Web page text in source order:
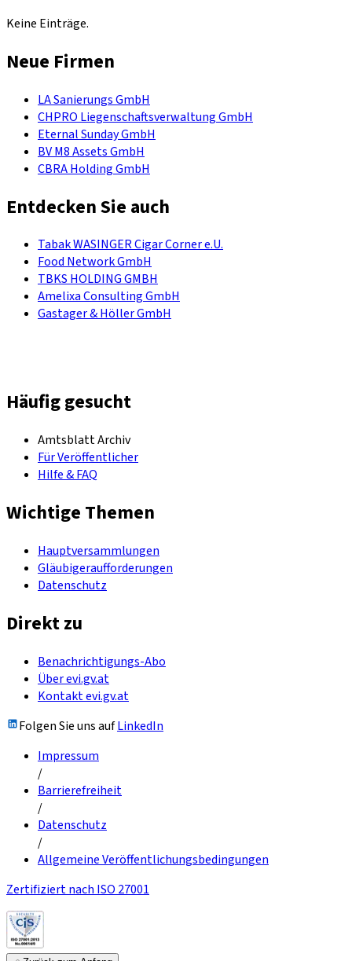
Keine Einträge.
Neue Firmen
LA Sanierungs GmbH
CHPRO Liegenschaftsverwaltung GmbH
Eternal Sunday GmbH
BV M8 Assets GmbH
CBRA Holding GmbH
Entdecken Sie auch
Tabak WASINGER Cigar Corner e.U.
Food Network GmbH
TBKS HOLDING GMBH
Amelixa Consulting GmbH
Gastager & Höller GmbH
Häufig gesucht
Amtsblatt Archiv
Für Veröffentlicher
Hilfe & FAQ
Wichtige Themen
Hauptversammlungen
Gläubigeraufforderungen
Datenschutz
Direkt zu
Benachrichtigungs-Abo
Über evi.gv.at
Kontakt evi.gv.at
Folgen Sie uns aufLinkedIn
Impressum
/
Barrierefreiheit
/
Datenschutz
/
Allgemeine Veröffentlichungsbedingungen
Zertifiziert nach ISO 27001